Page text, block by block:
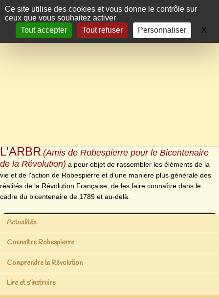
Panneau de gestion des cookies
Ce site utilise des cookies et vous donne le contrôle sur
ceux que vous souhaitez activer
Tout accepter
Tout refuser Personnaliser X
L'ARBR (Amis de Robespierre pour le Bicentenaire
de la Révolution) a pour objet de rassembler les éléments de la
vie et de l'action de Robespierre et d'une manière plus générale des
réalités de la Révolution Française, de les faire connaître dans le
cadre du bicentenaire de 1789 et au-delà.
Actualités
Connaître Robespierre
Comprendre la Révolution
Lire et s’instruire